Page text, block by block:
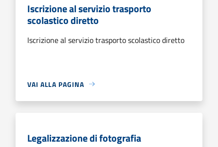
Iscrizione al servizio trasporto
scolastico diretto
Iscrizione al servizio trasporto scolastico diretto
VAI ALLA PAGINA
Legalizzazione di fotografia